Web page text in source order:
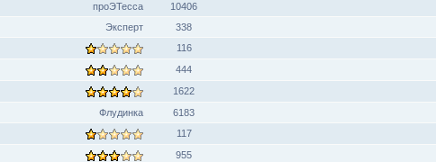
проЭТесса
10406
Эксперт
338
116
444
1622
Флудинка
6183
117
955